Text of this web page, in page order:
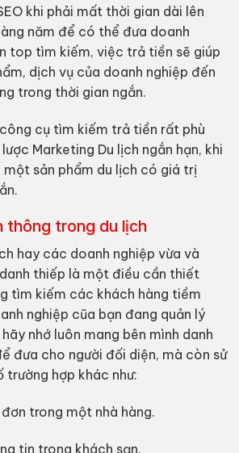
khi phải mất thời gian dài lên
năm để có thể đưa doanh
top tìm kiếm, việc trả tiền sẽ giúp
dịch vụ của doanh nghiệp đến
trong thời gian ngắn.
cụ tìm kiếm trả tiền rất phù
Marketing Du lịch ngắn hạn, khi
một sản phẩm du lịch có giá trị
thông trong du lịch
hay các doanh nghiệp vừa và
thiếp là một điều cần thiết
tìm kiếm các khách hàng tiềm
nghiệp cũa bạn đang quản lý
nhớ luôn mang bên mình danh
đưa cho người đối diện, mà còn sử
trường hợp khác như:
trong một nhà hàng.
tin trong khách sạn.